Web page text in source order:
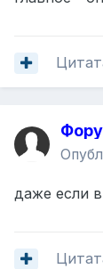
даже если